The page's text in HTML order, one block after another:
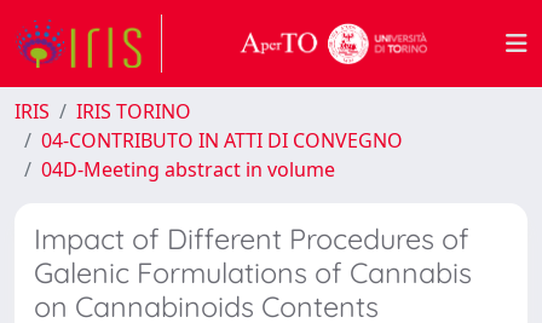
IRIS
IRIS TORINO
04-CONTRIBUTO IN ATTI DI CONVEGNO
04D-Meeting abstract in volume
Impact of Different Procedures of
Galenic Formulations of Cannabis
on Cannabinoids Contents